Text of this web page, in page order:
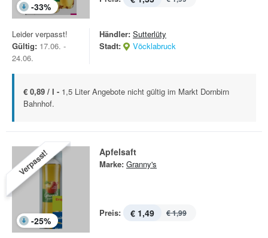
-33%
Leider verpasst!
Gültig: 17.06. -
24.06.
Händler: Sutterlüty
Stadt:
Vöcklabruck
€ 0,89 / l - 1,5 Liter Angebote nicht gültig im Markt Dornbirn
Bahnhof.
Verpasst!
-25%
Apfelsaft
Marke: Granny's
Preis: € 1,49 € 1,99